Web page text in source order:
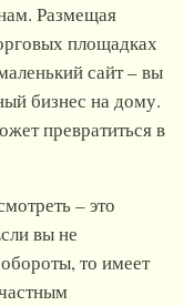
Размещая
площадках
сайт – вы
бизнес на дому.
превратиться в
– это
вы не
то имеет